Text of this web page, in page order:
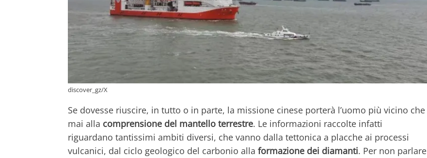
discover_gz/X
Se dovesse riuscire, in tutto o in parte, la missione cinese porterà l’uomo più vicino che
mai alla comprensione del mantello terrestre. Le informazioni raccolte infatti
riguardano tantissimi ambiti diversi, che vanno dalla tettonica a placche ai processi
vulcanici, dal ciclo geologico del carbonio alla formazione dei diamanti. Per non parlare